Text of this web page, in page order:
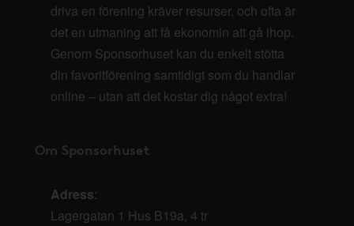
driva en förening kräver resurser, och ofta är
det en utmaning att få ekonomin att gå ihop.
Genom Sponsorhuset kan du enkelt stötta
din favoritförening samtidigt som du handlar
online – utan att det kostar dig något extra!
Om Sponsorhuset
Adress:
Lagergatan 1 Hus B19a, 4 tr